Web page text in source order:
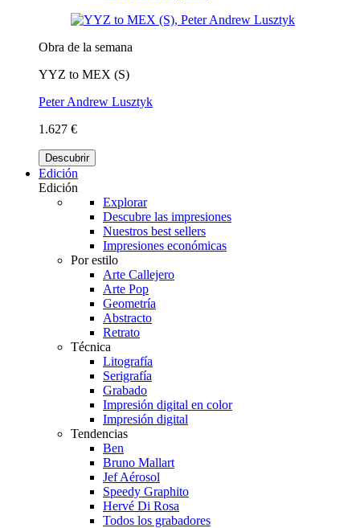
Obra de la semana
YYZ to MEX (S)
Peter Andrew Lusztyk
1.627 €
Descubrir
Edición
Edición
Explorar
Descubre las impresiones
Nuestros best sellers
Impresiones económicas
Por estilo
Arte Callejero
Arte Pop
Geometría
Abstracto
Retrato
Técnica
Litografía
Serigrafía
Grabado
Impresión digital en color
Impresión digital
Tendencias
Ben
Bruno Mallart
Jef Aérosol
Speedy Graphito
Hervé Di Rosa
Todos los grabadores